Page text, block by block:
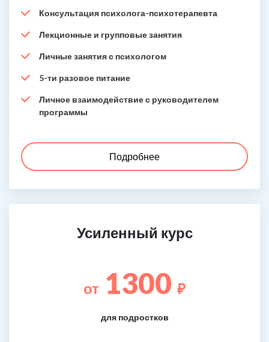
Консультация психолога-психотерапевта
Лекционные и групповые занятия
Личные занятия с психологом
5-ти разовое питание
Личное взаимодействие с руководителем
программы
Подробнее
Усиленный курс
от 1300 ₽
для подростков